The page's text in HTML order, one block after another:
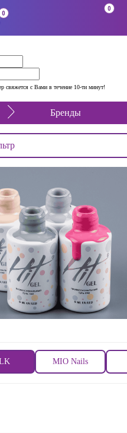
свяжется с Вами в течение 10-ти минут!
0
0
Бренды
MIO Nails